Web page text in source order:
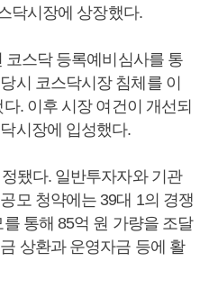
닥시장에 상장했다.
코스닥 등록예비심사를 통
시 코스닥시장 침체를 이
. 이후 시장 여건이 개선되
시장에 입성했다.
됐다. 일반투자자와 기관
모 청약에는 39대 1의 경쟁
통해 85억 원 가량을 조달
상환과 운영자금 등에 활